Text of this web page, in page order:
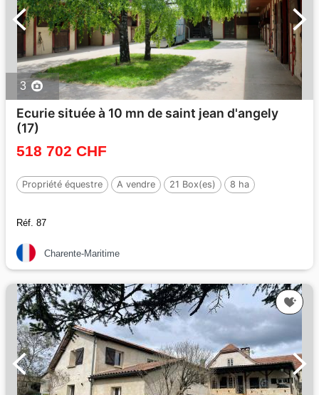
3
Ecurie située à 10 mn de saint jean d'angely
(17)
518 702 CHF
Propriété équestre A vendre 21 Box(es) 8 ha
Réf. 87
Charente-Maritime